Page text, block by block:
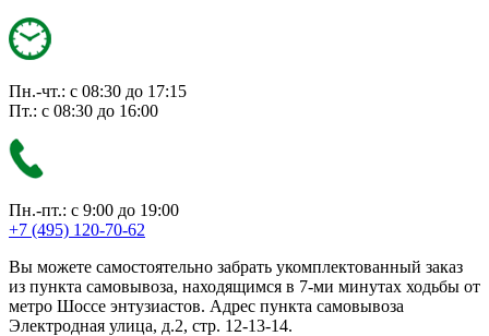
Пн.-чт.: с 08:30 до 17:15
Пт.: с 08:30 до 16:00
Пн.-пт.: с 9:00 до 19:00
+7 (495) 120-70-62
Вы можете самостоятельно забрать укомплектованный заказ
из пункта самовывоза, находящимся в 7-ми минутах ходьбы от
метро Шоссе энтузиастов. Адрес пункта самовывоза
Электродная улица, д.2, стр. 12-13-14.